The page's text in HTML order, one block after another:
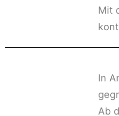
Mit
In
Ab